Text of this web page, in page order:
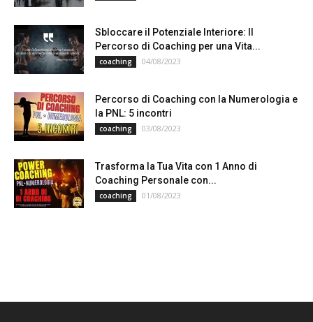
Sbloccare il Potenziale Interiore: Il
Percorso di Coaching per una Vita...
coaching 04/08/2023
Percorso di Coaching con la Numerologia e
la PNL: 5 incontri
coaching 03/08/2023
Trasforma la Tua Vita con 1 Anno di
Coaching Personale con...
coaching 01/08/2023